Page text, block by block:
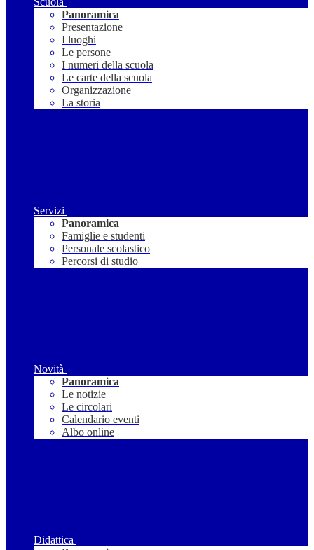
Panoramica
Presentazione
I luoghi
Le persone
I numeri della scuola
Le carte della scuola
Organizzazione
La storia
Servizi
Panoramica
Famiglie e studenti
Personale scolastico
Percorsi di studio
Novità
Panoramica
Le notizie
Le circolari
Calendario eventi
Albo online
Didattica